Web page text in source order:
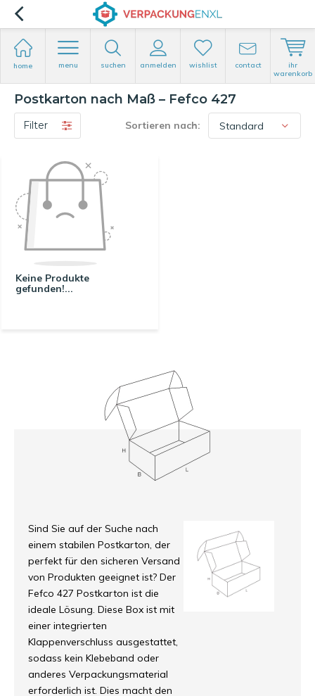
home menu suchen anmelden wishlist contact
ihr
warenkorb
Postkarton nach Maß – Fefco 427
Filter Sortieren nach:
Keine Produkte
gefunden!...
Sind Sie auf der Suche nach
einem stabilen Postkarton, der
perfekt für den sicheren Versand
von Produkten geeignet ist? Der
Fefco 427 Postkarton ist die
ideale Lösung. Diese Box ist mit
einer integrierten
Klappenverschluss ausgestattet,
sodass kein Klebeband oder
anderes Verpackungsmaterial
erforderlich ist. Dies macht den